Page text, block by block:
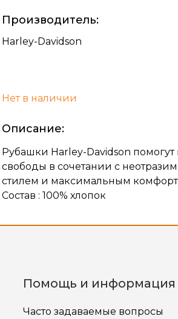
Производитель:
Harley-Davidson
Нет в наличии
Описание:
Рубашки Harley-Davidson помогут
свободы в сочетании с
стилем и максимальным
Состав : 100% хлопок
Помощь и информация
Часто задаваемые вопросы